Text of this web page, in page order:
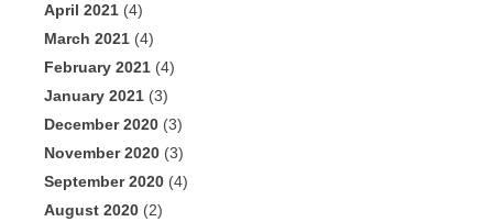
April 2021 (4)
March 2021 (4)
February 2021 (4)
January 2021 (3)
December 2020 (3)
November 2020 (3)
September 2020 (4)
August 2020 (2)